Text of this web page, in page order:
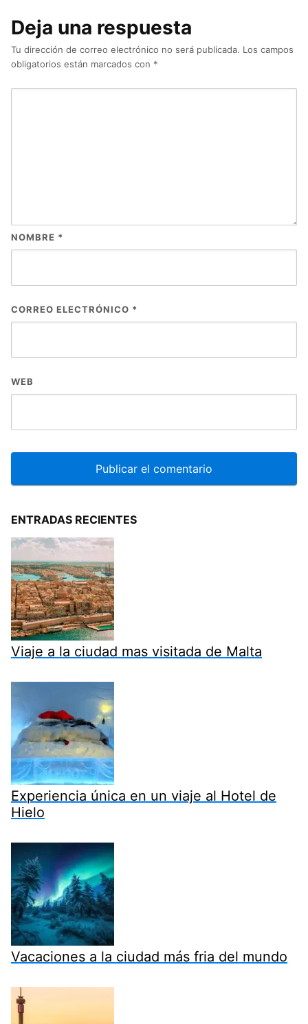
Deja una respuesta
Tu dirección de correo electrónico no será publicada. Los campos
obligatorios están marcados con *
NOMBRE *
CORREO ELECTRÓNICO *
WEB
ENTRADAS RECIENTES
Viaje a la ciudad mas visitada de Malta
Experiencia única en un viaje al Hotel de
Hielo
Vacaciones a la ciudad más fria del mundo